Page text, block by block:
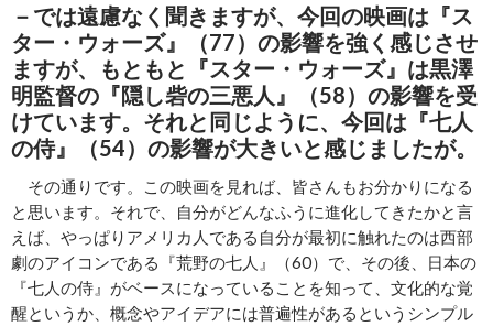
－では遠慮なく聞きますが、今回の映画は『ス
ター・ウォーズ』（77）の影響を強く感じさせ
ますが、もともと『スター・ウォーズ』は黒澤
明監督の『隠し砦の三悪人』（58）の影響を受
けています。それと同じように、今回は『七人
の侍』（54）の影響が大きいと感じましたが。
その通りです。この映画を見れば、皆さんもお分かりになる
と思います。それで、自分がどんなふうに進化してきたかと言
えば、やっぱりアメリカ人である自分が最初に触れたのは西部
劇のアイコンである『荒野の七人』（60）で、その後、日本の
『七人の侍』がベースになっていることを知って、文化的な覚
醒というか、概念やアイデアには普遍性があるというシンプル